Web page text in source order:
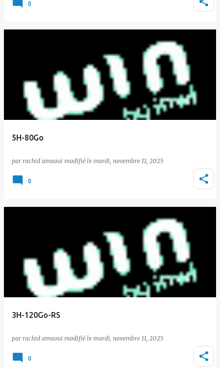
0
5H-80Go
par rachid amaoui le mardi, novembre 11, 2025
0
3H-120Go-RS
par rachid amaoui le mardi, novembre 11, 2025
0